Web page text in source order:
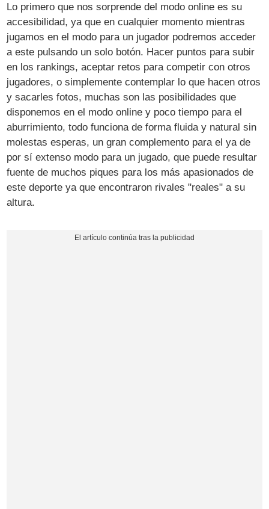
Lo primero que nos sorprende del modo online es su
accesibilidad, ya que en cualquier momento mientras
jugamos en el modo para un jugador podremos acceder
a este pulsando un solo botón. Hacer puntos para subir
en los rankings, aceptar retos para competir con otros
jugadores, o simplemente contemplar lo que hacen otros
y sacarles fotos, muchas son las posibilidades que
disponemos en el modo online y poco tiempo para el
aburrimiento, todo funciona de forma fluida y natural sin
molestas esperas, un gran complemento para el ya de
por sí extenso modo para un jugado, que puede resultar
fuente de muchos piques para los más apasionados de
este deporte ya que encontraron rivales "reales" a su
altura.